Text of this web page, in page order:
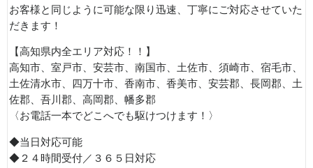
お客様と同じように可能な限り迅速、丁寧にご対応させていた
だきます！
【高知県内全エリア対応！！】
高知市、室戸市、安芸市、南国市、土佐市、須崎市、宿毛市、
土佐清水市、四万十市、香南市、香美市、安芸郡、長岡郡、土
佐郡、吾川郡、高岡郡、幡多郡
〈お電話一本でどこへでも駆けつけます！〉
◆当日対応可能
◆２４時間受付／３６５日対応